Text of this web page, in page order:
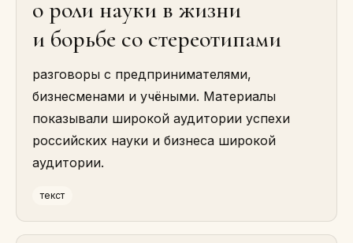
о роли науки в жизни
и борьбе со стереотипами
разговоры с предпринимателями,
бизнесменами и учёными. Материалы
показывали широкой аудитории успехи
российских науки и бизнеса широкой
аудитории.
текст